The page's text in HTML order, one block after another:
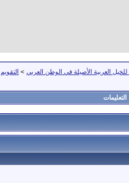
العربية الأصيلة في الوطن العربي > التقويم
التعليمات